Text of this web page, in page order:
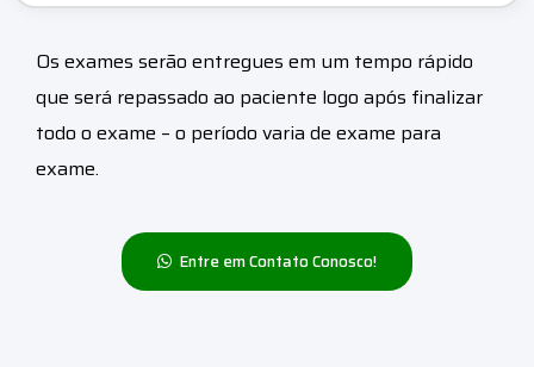
Os exames serão entregues em um tempo rápido
que será repassado ao paciente logo após finalizar
todo o exame – o período varia de exame para
exame.
Entre em Contato Conosco!